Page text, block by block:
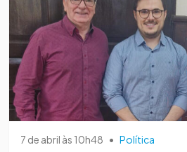
7 de abril às 10h48 • Política